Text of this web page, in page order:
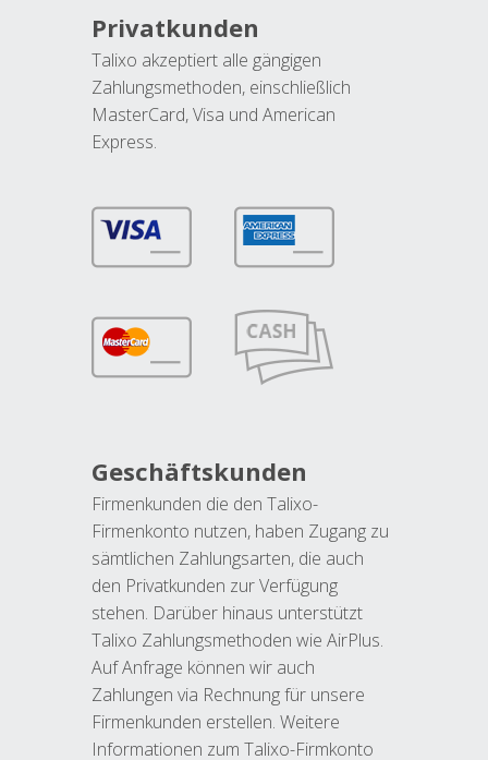
Privatkunden
Talixo akzeptiert alle gängigen
Zahlungsmethoden, einschließlich
MasterCard, Visa und American
Express.
Geschäftskunden
Firmenkunden die den Talixo-
Firmenkonto nutzen, haben Zugang zu
sämtlichen Zahlungsarten, die auch
den Privatkunden zur Verfügung
stehen. Darüber hinaus unterstützt
Talixo Zahlungsmethoden wie AirPlus.
Auf Anfrage können wir auch
Zahlungen via Rechnung für unsere
Firmenkunden erstellen. Weitere
Informationen zum Talixo-Firmkonto